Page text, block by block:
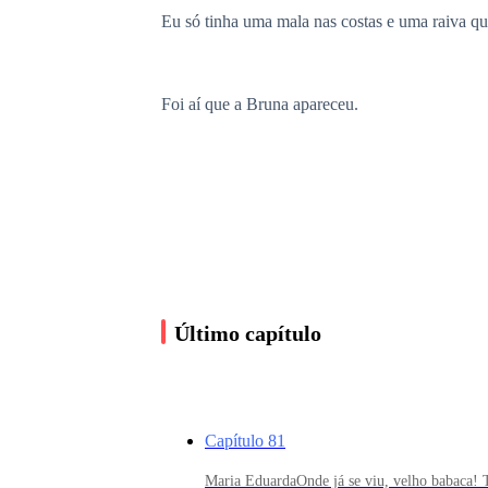
Eu só tinha uma mala nas costas e uma raiva
Foi aí que a Bruna apareceu.
— Então vem pra festa comigo. Você vai
Último capítulo
Capítulo 81
Maria EduardaOnde já se viu, velho babaca!